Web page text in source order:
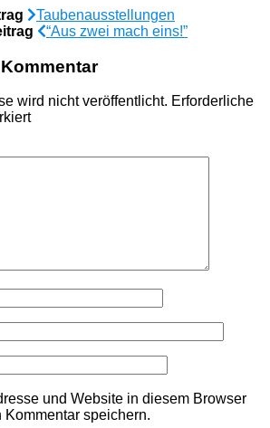
Taubenausstellungen
“Aus zwei mach eins!”
wird nicht veröffentlicht. Erforderliche
und Website in diesem Browser
speichern.